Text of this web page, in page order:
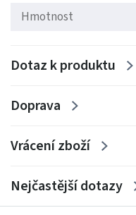
Hmotnost
Dotaz k produktu
Doprava
Vrácení zboží
Nejčastější dotazy